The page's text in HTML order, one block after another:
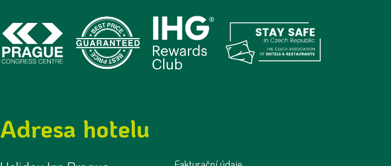
Adresa hotelu